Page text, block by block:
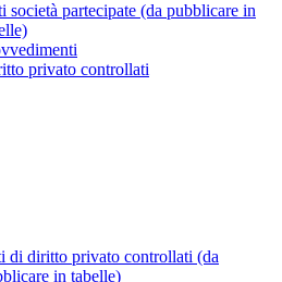
società partecipate (da pubblicare in
privato controllati
di diritto privato controllati (da
in tabelle)